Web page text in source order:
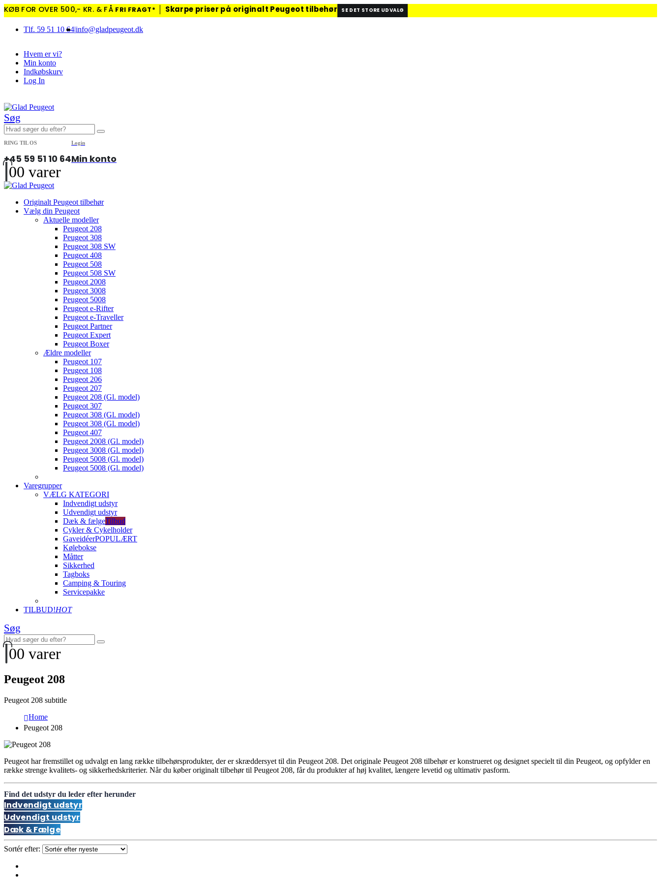
KØB FOR OVER 500,- KR. & FÅ FRI FRAGT* Skarpe priser på originalt Peugeot tilbehør SE DET STORE UDVALG
Tlf. 59 51 10 64|info@gladpeugeot.dk
Hvem er vi?
Min konto
Indkøbskurv
Log In
Søg
RING TIL OS
+45 59 51 10 64
Login
Min konto
00 varer
Originalt Peugeot tilbehør
Vælg din Peugeot
Aktuelle modeller
Peugeot 208
Peugeot 308
Peugeot 308 SW
Peugeot 408
Peugeot 508
Peugeot 508 SW
Peugeot 2008
Peugeot 3008
Peugeot 5008
Peugeot e-Rifter
Peugeot e-Traveller
Peugeot Partner
Peugeot Expert
Peugeot Boxer
Ældre modeller
Peugeot 107
Peugeot 108
Peugeot 206
Peugeot 207
Peugeot 208 (Gl. model)
Peugeot 307
Peugeot 308 (Gl. model)
Peugeot 308 (Gl. model)
Peugeot 407
Peugeot 2008 (Gl. model)
Peugeot 3008 (Gl. model)
Peugeot 5008 (Gl. model)
Peugeot 5008 (Gl. model)
Varegrupper
VÆLG KATEGORI
Indvendigt udstyr
Udvendigt udstyr
Dæk & fælgeTilbud
Cykler & Cykelholder
GaveidéerPOPULÆRT
Kølebokse
Måtter
Sikkerhed
Tagboks
Camping & Touring
Servicepakke
TILBUD!HOT
Søg
00 varer
Peugeot 208
Peugeot 208 subtitle
Home
Peugeot 208
Peugeot har fremstillet og udvalgt en lang række tilbehørsprodukter, der er skræddersyet til din Peugeot 208. Det originale Peugeot 208 tilbehør er konstrueret og designet specielt til din Peugeot, og opfylder en
række strenge kvalitets- og sikkerhedskriterier. Når du køber originalt tilbehør til Peugeot 208, får du produkter af høj kvalitet, længere levetid og ultimativ pasform.
Find det udstyr du leder efter herunder
Indvendigt udstyr
Udvendigt udstyr
Dæk & Fælge
Sortér efter: